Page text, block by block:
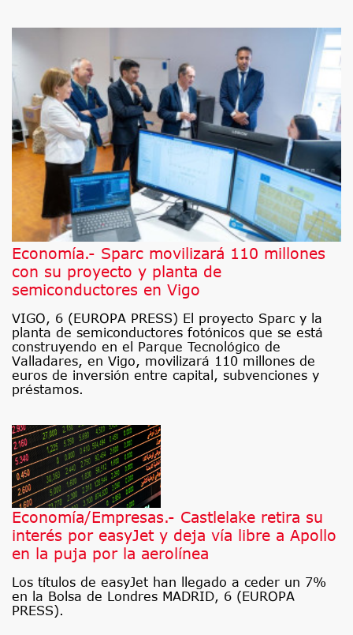
Economía.- Sparc movilizará 110 millones
con su proyecto y planta de
semiconductores en Vigo
VIGO, 6 (EUROPA PRESS) El proyecto Sparc y la
planta de semiconductores fotónicos que se está
construyendo en el Parque Tecnológico de
Valladares, en Vigo, movilizará 110 millones de
euros de inversión entre capital, subvenciones y
préstamos.
Economía/Empresas.- Castlelake retira su
interés por easyJet y deja vía libre a Apollo
en la puja por la aerolínea
Los títulos de easyJet han llegado a ceder un 7%
en la Bolsa de Londres MADRID, 6 (EUROPA
PRESS).